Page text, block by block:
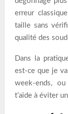
erreur
taille sans
qualité des
Dans la
est-ce que je
week-ends,
t’aide à éviter